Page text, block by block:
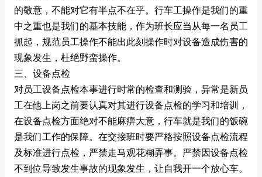
的敬意，不能对它有半点不在乎。行车工操作是我们的重
中之重也是我们的基本技能，作为班长应当从每一名员工
抓起，规范员工操作不能出此刻操作时对设备造成伤害的
现象发生，杜绝野蛮操作。
三、设备点检
对员工设备点检本事进行时常的检查和测验，异常是新员
工在他上岗之前要认真对其进行设备点检的学习和培训，
在设备点检方面绝对不能麻痹大意，行车就是我们的饭碗
是我们工作的保障。在交接班时要严格按照设备点检流程
及标准进行点检，严禁走马观花糊弄事。严禁因设备点检
不到位导致发生事故的现象发生，让自我开一个放心车。